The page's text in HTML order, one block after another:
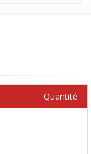
Quantité